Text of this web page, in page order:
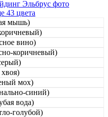
43 цвета
мышь)
вино)
коричневый)
хвоя)
мох)
синий)
вода)
голубой)